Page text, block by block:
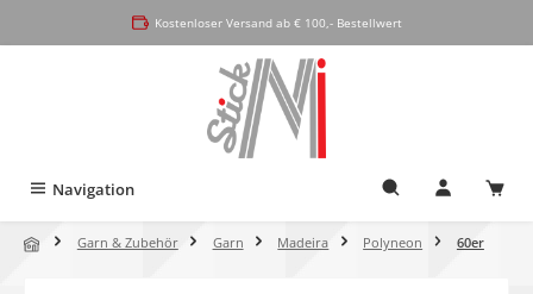
Kostenloser Versand ab € 100,- Bestellwert
Navigation
Garn & Zubehör Garn Madeira Polyneon 60er